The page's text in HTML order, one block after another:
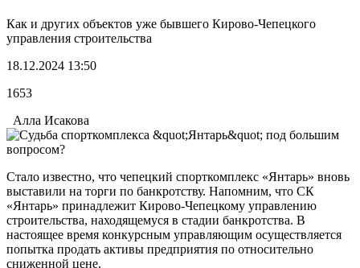
Как и других объектов уже бывшего Кирово-Чепецкого
управления строительства
18.12.2024 13:50
1653
Алла Исакова
Стало известно, что чепецкий спорткомплекс «Янтарь» вновь
выставили на торги по банкротству. Напомним, что СК
«Янтарь» принадлежит Кирово-Чепецкому управлению
строительства, находящемуся в стадии банкротства. В
настоящее время конкурсным управляющим осуществляется
попытка продать активы предприятия по относительно
сниженной цене.